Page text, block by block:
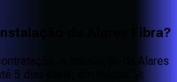
da Alares Fibra?
a instalação da Alares
5 dias úteis, em média. 🚀